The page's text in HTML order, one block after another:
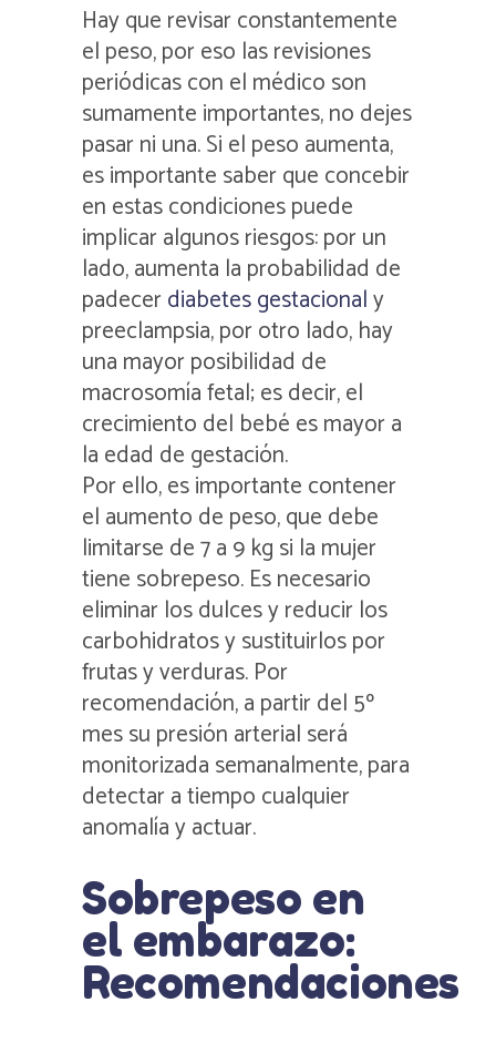
Hay que revisar constantemente
el peso, por eso las revisiones
periódicas con el médico son
sumamente importantes, no dejes
pasar ni una. Si el peso aumenta,
es importante saber que concebir
en estas condiciones puede
implicar algunos riesgos: por un
lado, aumenta la probabilidad de
padecer diabetes gestacionaly
preeclampsia, por otro lado, hay
una mayor posibilidad de
macrosomía fetal; es decir, el
crecimiento del bebé es mayor a
la edad de gestación.
Por ello, es importante contener
el aumento de peso, que debe
limitarse de 7 a 9 kg si la mujer
tiene sobrepeso. Es necesario
eliminar los dulces y reducir los
carbohidratos y sustituirlos por
frutas y verduras. Por
recomendación, a partir del 5º
mes su presión arterial será
monitorizada semanalmente, para
detectar a tiempo cualquier
anomalía y actuar.
Sobrepeso en
el embarazo:
Recomendaciones